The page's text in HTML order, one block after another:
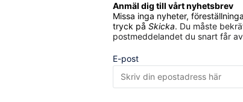
Anmäl dig till vårt nyhetsbrev
Missa inga nyheter,
tryck på Skicka. Du måste
postmeddelandet du snart får
E-post